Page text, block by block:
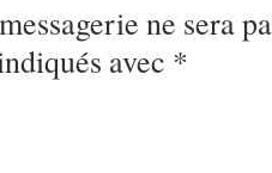
ne sera
avec *